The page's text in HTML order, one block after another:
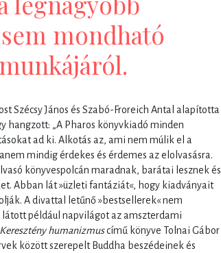
mondható
Szécsy János és Szabó-Froreich Antal alapította
hangzott: „A Pharos könyvkiadó minden
ad ki. Alkotás az, ami nem múlik el a
mindig érdekes és érdemes az elolvasásra.
könyvespolcán maradnak, barátai lesznek és
Abban lát »üzleti fantáziát«, hogy kiadványait
A divattal letűnő »bestsellerek« nem
látott például napvilágot az amszterdami
Keresztény humanizmuscímű könyve Tolnai Gábor
között szerepelt Buddha beszédeinek és